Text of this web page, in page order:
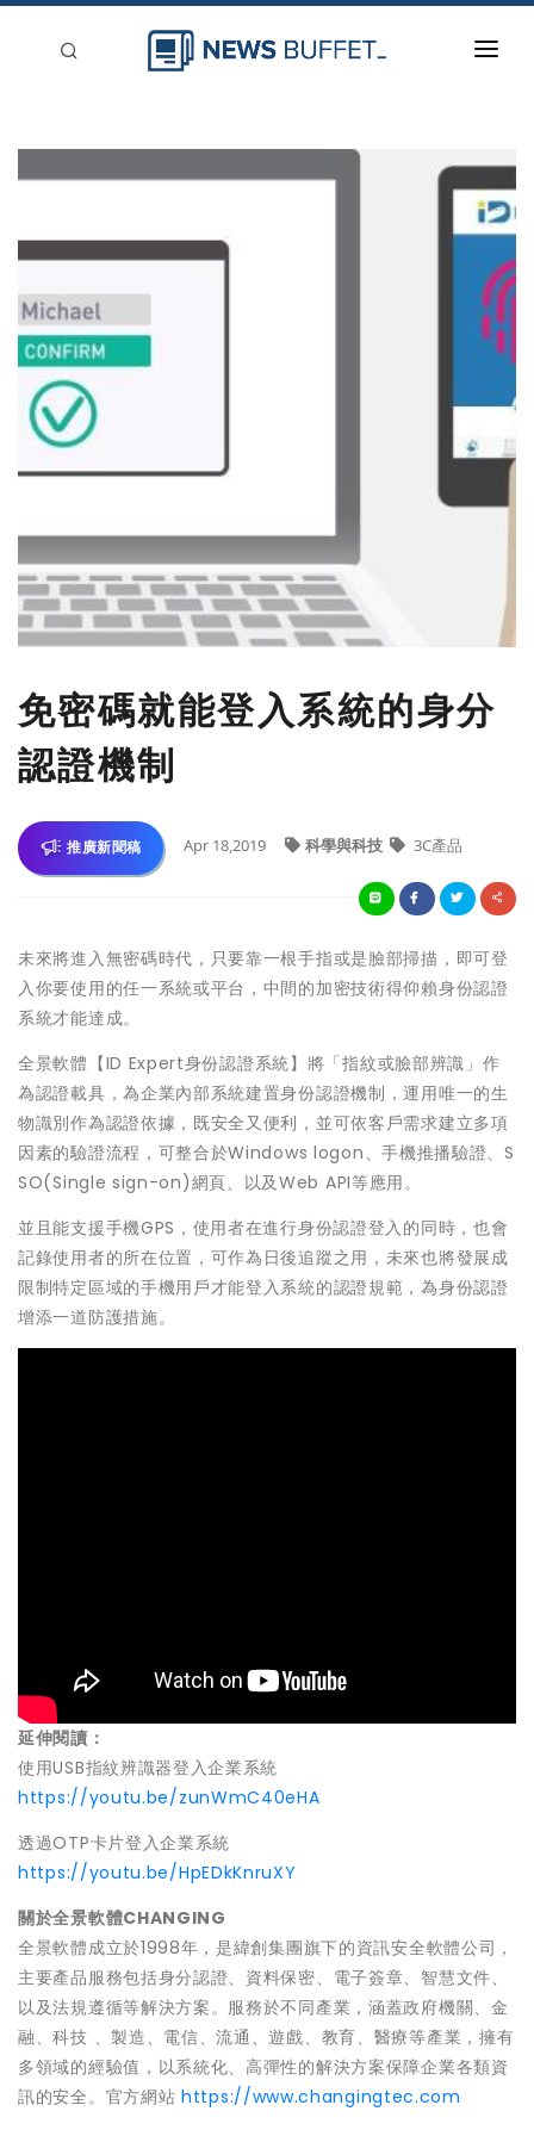
刊登
免密碼就能登入系統的身分
認證機制
推廣新聞稿 Apr 18,2019 科學與科技 3C產品
未來將進入無密碼時代，只要靠一根手指或是臉部掃描，即可登
入你要使用的任一系統或平台，中間的加密技術得仰賴身份認證
系統才能達成。
全景軟體【ID Expert身份認證系統】將「指紋或臉部辨識」作
為認證載具，為企業內部系統建置身份認證機制，運用唯一的生
物識別作為認證依據，既安全又便利，並可依客戶需求建立多項
因素的驗證流程，可整合於Windows logon、手機推播驗證、S
SO(Single sign-on)網頁、以及Web API等應用。
並且能支援手機GPS，使用者在進行身份認證登入的同時，也會
記錄使用者的所在位置，可作為日後追蹤之用，未來也將發展成
限制特定區域的手機用戶才能登入系統的認證規範，為身份認證
增添一道防護措施。
延伸閱讀：
使用USB指紋辨識器登入企業系統
https://youtu.be/zunWmC40eHA
透過OTP卡片登入企業系統
https://youtu.be/HpEDkKnruXY
關於全景軟體CHANGING
全景軟體成立於1998年，是緯創集團旗下的資訊安全軟體公司，
主要產品服務包括身分認證、資料保密、電子簽章、智慧文件、
以及法規遵循等解決方案。服務於不同產業，涵蓋政府機關、金
融、科技 、製造、電信、流通、遊戲、教育、醫療等產業，擁有
多領域的經驗值，以系統化、高彈性的解決方案保障企業各類資
訊的安全。官方網站 https://www.changingtec.com